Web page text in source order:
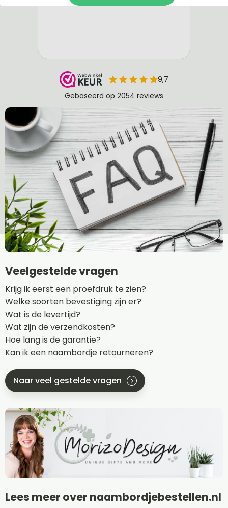
Veelgestelde vragen
Krijg ik eerst een proefdruk te zien?
Welke soorten bevestiging zijn er?
Wat is de levertijd?
Wat zijn de verzendkosten?
Hoe lang is de garantie?
Kan ik een naambordje retourneren?
Naar veel gestelde vragen
Lees meer over naambordjebestellen.nl